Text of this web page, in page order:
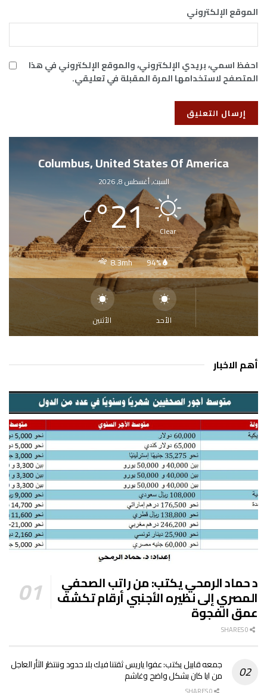
الموقع الإلكتروني
احفظ اسمي، بريدي الإلكتروني، والموقع الإلكتروني في هذا
المتصفح لاستخدامها المرة المقبلة في تعليقي.
Columbus, United States Of America
السبت, أغسطس 8, 2026
Clear
21
°
C
94%
8.3mh
الأحد الأثنين
أهم الاخبار
د حماد الرمحي يكتب: من راتب الصحفي
المصري إلى نظيره الأجنبي أرقام تكشف
عمق الفجوة
جمعه قابيل يكتب: عفوا ياريس ثقتنا فيك بلا حدود وننتظر الثأر العاجل
من ايا كان بشكل واضح وغاشم